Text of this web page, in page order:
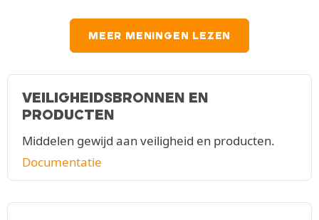
MEER MENINGEN LEZEN
VEILIGHEIDSBRONNEN EN
PRODUCTEN
Middelen gewijd aan veiligheid en producten.
Documentatie